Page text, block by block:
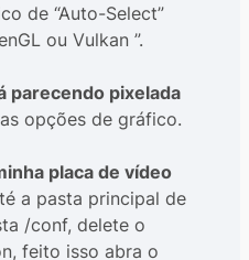
de “Auto-Select”
ou Vulkan ”.
parecendo pixelada
opções de gráfico.
placa de vídeo
a pasta principal de
/conf, delete o
feito isso abra o